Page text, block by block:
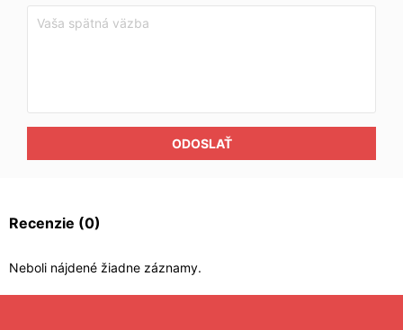
ODOSLAŤ
Recenzie (0)
Neboli nájdené žiadne záznamy.